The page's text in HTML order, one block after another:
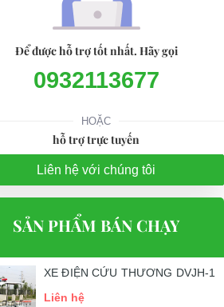
Để được hỗ trợ tốt nhất. Hãy gọi
0932113677
HOẶC
hỗ trợ trực tuyến
Liên hệ với chúng tôi
SẢN PHẨM BÁN CHẠY
XE ĐIỆN CỨU THƯƠNG DVJH-1
Liên hệ